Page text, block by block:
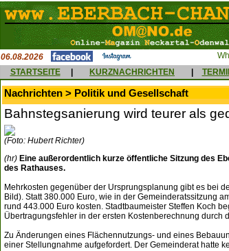
06.08.2026
STARTSEITE
KURZNACHRICHTEN
Nachrichten > Politik und Gesellschaft
Bahnstegsanierung wird teurer als
(Foto: Hubert Richter)
(hr) Eine außerordentlich kurze öffentliche Sitzung des
des Rathauses.
Mehrkosten gegenüber der Ursprungsplanung gibt es bei
Bild). Statt 380.000 Euro, wie in der Gemeinderatssitzung
rund 443.000 Euro kosten. Stadtbaumeister Steffen Koch
Übertragungsfehler in der ersten Kostenberechnung durch
Zu Änderungen eines Flächennutzungs- und eines
einer Stellungnahme aufgefordert. Der Gemeinderat hatte